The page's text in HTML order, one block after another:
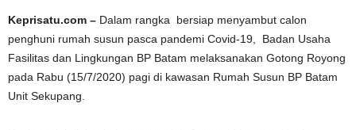
Keprisatu.com – Dalam rangka bersiap menyambut calon
penghuni rumah susun pasca pandemi Covid-19, Badan Usaha
Fasilitas dan Lingkungan BP Batam melaksanakan Gotong Royong
pada Rabu (15/7/2020) pagi di kawasan Rumah Susun BP Batam
Unit Sekupang.